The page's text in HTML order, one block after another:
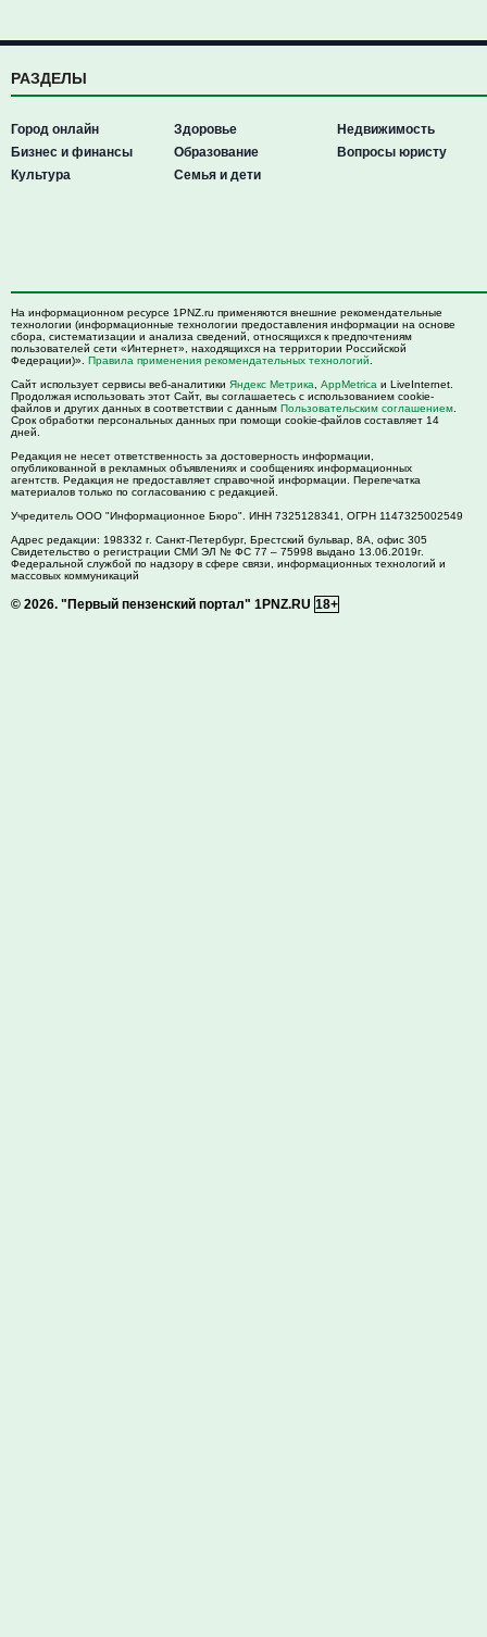
РАЗДЕЛЫ
Город онлайн
Бизнес и финансы
Культура
Здоровье
Образование
Семья и дети
Недвижимость
Вопросы юристу
На информационном ресурсе 1PNZ.ru применяются внешние рекомендательные
технологии (информационные технологии предоставления информации на основе
сбора, систематизации и анализа сведений, относящихся к предпочтениям
пользователей сети «Интернет», находящихся на территории Российской
Федерации)». Правила применения рекомендательных технологий
Сайт использует сервисы веб-аналитики Яндекс Метрика AppMetrica и LiveInternet.
Продолжая использовать этот Сайт, вы соглашаетесь с использованием cookie-
файлов и других данных в соответствии с данным Пользовательским соглашением
Срок обработки персональных данных при помощи cookie-файлов составляет 14
дней.
Редакция не несет ответственность за достоверность информации,
опубликованной в рекламных объявлениях и сообщениях информационных
агентств. Редакция не предоставляет справочной информации. Перепечатка
материалов только по согласованию с редакцией.
Учредитель ООО "Информационное Бюро". ИНН 7325128341, ОГРН 1147325002549
Адрес редакции: 198332 г. Санкт-Петербург, Брестский бульвар, 8А, офис 305
Свидетельство о регистрации СМИ ЭЛ № ФС 77 – 75998 выдано 13.06.2019г.
Федеральной службой по надзору в сфере связи, информационных технологий и
массовых коммуникаций
© 2026. "Первый пензенский портал" 1PNZ.RU 18+